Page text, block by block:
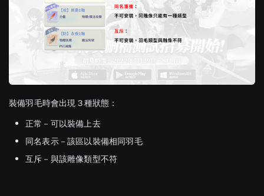
裝備羽毛時會出現３種狀態：
正常－可以裝備上去
同名表示－該區以裝備相同羽毛
互斥－與該雕像類型不符